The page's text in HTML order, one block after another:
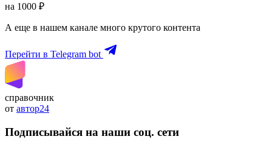
на 1000 ₽
А еще в нашем канале много крутого контента
Перейти в Telegram bot
справочник
от автор24
Подписывайся на наши соц. сети